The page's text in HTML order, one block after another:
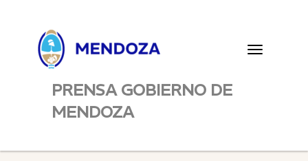
Toggle
PRENSA GOBIERNO DE
MENDOZA